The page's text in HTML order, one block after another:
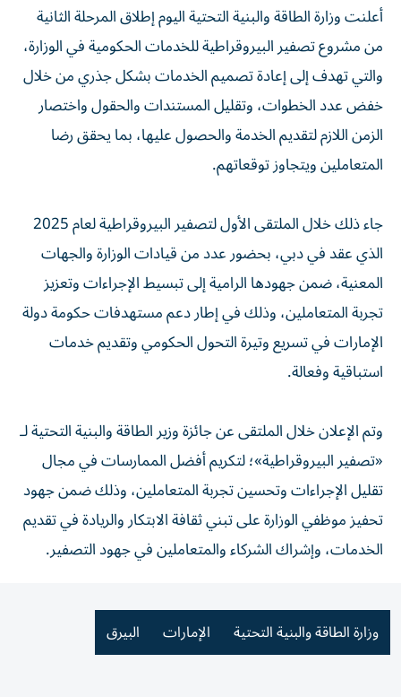
أعلنت وزارة الطاقة والبنية التحتية اليوم إطلاق المرحلة الثانية
من مشروع تصفير البيروقراطية للخدمات الحكومية في الوزارة،
والتي تهدف إلى إعادة تصميم الخدمات بشكل جذري من خلال
خفض عدد الخطوات، وتقليل المستندات والحقول واختصار
الزمن اللازم لتقديم الخدمة والحصول عليها، بما يحقق رضا
المتعاملين ويتجاوز توقعاتهم.
جاء ذلك خلال الملتقى الأول لتصفير البيروقراطية لعام 2025
الذي عقد في دبي، بحضور عدد من قيادات الوزارة والجهات
المعنية، ضمن جهودها الرامية إلى تبسيط الإجراءات وتعزيز
تجربة المتعاملين، وذلك في إطار دعم مستهدفات حكومة دولة
الإمارات في تسريع وتيرة التحول الحكومي وتقديم خدمات
استباقية وفعالة.
وتم الإعلان خلال الملتقى عن جائزة وزير الطاقة والبنية التحتية لـ
«تصفير البيروقراطية»؛ لتكريم أفضل الممارسات في مجال
تقليل الإجراءات وتحسين تجربة المتعاملين، وذلك ضمن جهود
تحفيز موظفي الوزارة على تبني ثقافة الابتكار والريادة في تقديم
الخدمات، وإشراك الشركاء والمتعاملين في جهود التصفير.
وزارة الطاقة والبنية التحتية الإمارات البيرق